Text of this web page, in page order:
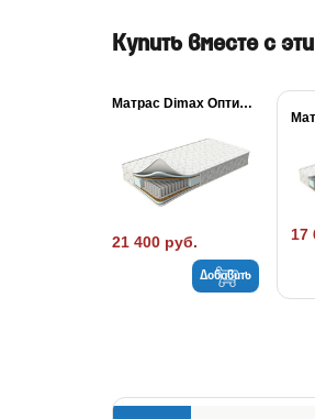
Купить вместе с
Матрас Dimax Оптима...
21 400 руб.
Добавить
17